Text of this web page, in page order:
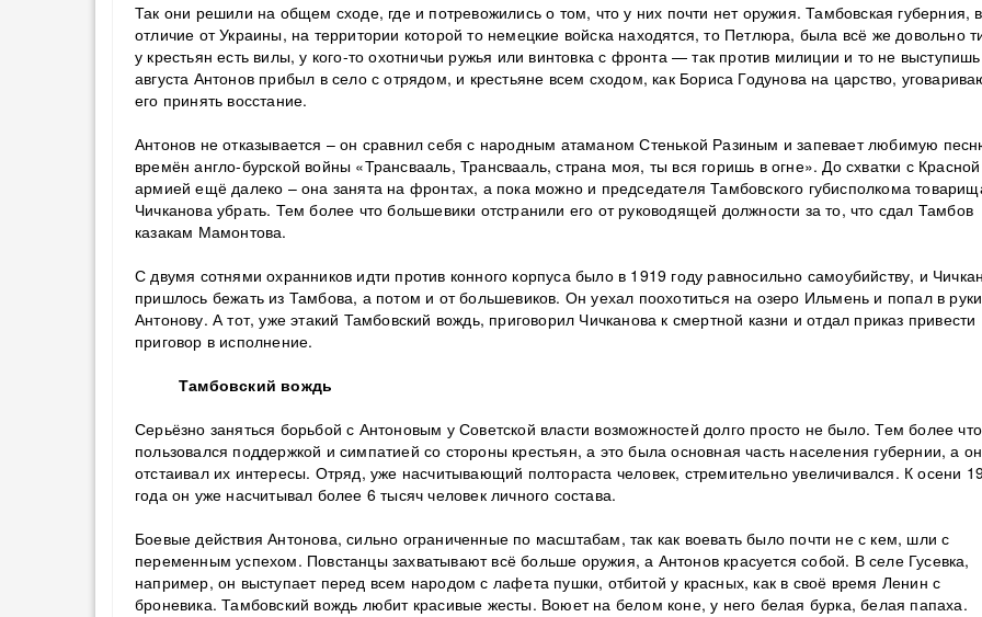
Так они решили на общем сходе, где и потревожились о том, что у них почти нет оружия. Тамбовская губерния, в
отличие от Украины, на территории которой то немецкие войска находятся, то Петлюра, была всё же довольно
у крестьян есть вилы, у кого-то охотничьи ружья или винтовка с фронта — так против милиции и то не
августа Антонов прибыл в село с отрядом, и крестьяне всем сходом, как Бориса Годунова на царство,
его принять восстание.
Антонов не отказывается – он сравнил себя с народным атаманом Стенькой Разиным и запевает любимую
времён англо-бурской войны «Трансвааль, Трансвааль, страна моя, ты вся горишь в огне». До схватки с Красной
армией ещё далеко – она занята на фронтах, а пока можно и председателя Тамбовского губисполкома
Чичканова убрать. Тем более что большевики отстранили его от руководящей должности за то, что сдал Тамбов
казакам Мамонтова.
С двумя сотнями охранников идти против конного корпуса было в 1919 году равносильно самоубийству, и
пришлось бежать из Тамбова, а потом и от большевиков. Он уехал поохотиться на озеро Ильмень и попал в
Антонову. А тот, уже этакий Тамбовский вождь, приговорил Чичканова к смертной казни и отдал приказ привести
приговор в исполнение.
Тамбовский вождь
Серьёзно заняться борьбой с Антоновым у Советской власти возможностей долго просто не было. Тем более
пользовался поддержкой и симпатией со стороны крестьян, а это была основная часть населения губернии, а он
отстаивал их интересы. Отряд, уже насчитывающий полтораста человек, стремительно увеличивался. К осени
года он уже насчитывал более 6 тысяч человек личного состава.
Боевые действия Антонова, сильно ограниченные по масштабам, так как воевать было почти не с кем, шли с
переменным успехом. Повстанцы захватывают всё больше оружия, а Антонов красуется собой. В селе Гусевка,
например, он выступает перед всем народом с лафета пушки, отбитой у красных, как в своё время Ленин с
броневика. Тамбовский вождь любит красивые жесты. Воюет на белом коне, у него белая бурка, белая папаха.